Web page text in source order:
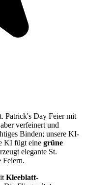
Patrick's Day Feier mit
verfeinert und
Binden; unsere KI-
KI fügt eine grüne
elegante St.
Feiern.
Kleeblatt-